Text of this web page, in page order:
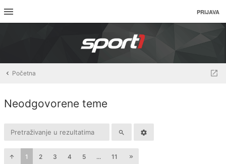
PRIJAVA
Početna
Neodgovorene teme
1 2 3 4 5 ... 11